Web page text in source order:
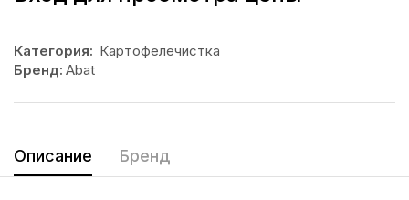
Категория: Картофелечистка
Бренд: Abat
Описание Бренд